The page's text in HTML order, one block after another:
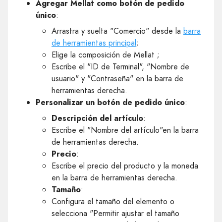
Agregar Mellat como botón de pedido
único:
Arrastra y suelta "Comercio" desde la barra
de herramientas principal;
Elige la composición de Mellat ;
Escribe el "ID de Terminal", "Nombre de
usuario" y "Contraseña" en la barra de
herramientas derecha.
Personalizar un botón de pedido único:
Descripción del artículo:
Escribe el "Nombre del artículo"en la barra
de herramientas derecha.
Precio:
Escribe el precio del producto y la moneda
en la barra de herramientas derecha.
Tamaño:
Configura el tamaño del elemento o
selecciona "Permitir ajustar el tamaño